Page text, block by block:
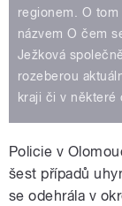
regionem. O
názvem O čem
Ježková
rozeberou
kraji či v některé
Policie v
šest případů
se odehrála v